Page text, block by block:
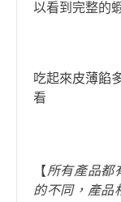
以看到完整的
吃起來皮薄餡
看
【所有產品都
的不同，產品